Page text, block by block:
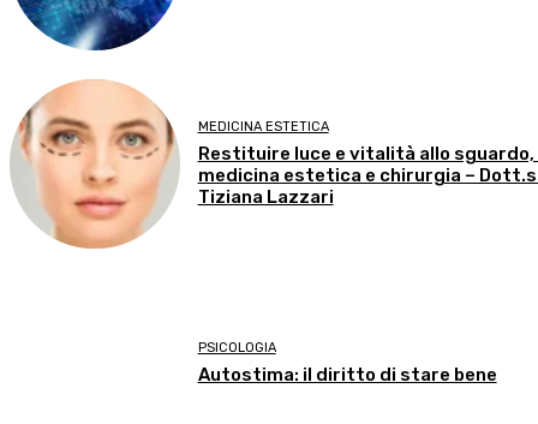
MEDICINA ESTETICA
Restituire luce e vitalità allo
medicina estetica e chirurgia –
Tiziana Lazzari
PSICOLOGIA
Autostima: il diritto di stare bene